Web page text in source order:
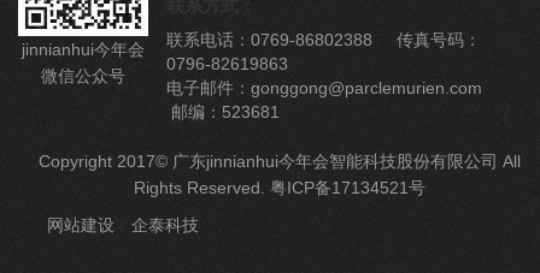
jinnianhui今年会
微信公众号
联系电话：0769-86802388 传真号码：
0796-82619863
电子邮件：gonggong@parclemurien.com
邮编：523681
Copyright 2017© 广东jinnianhui今年会智能科技股份有限公司 All
Rights Reserved. 粤ICP备17134521号
网站建设
企泰科技